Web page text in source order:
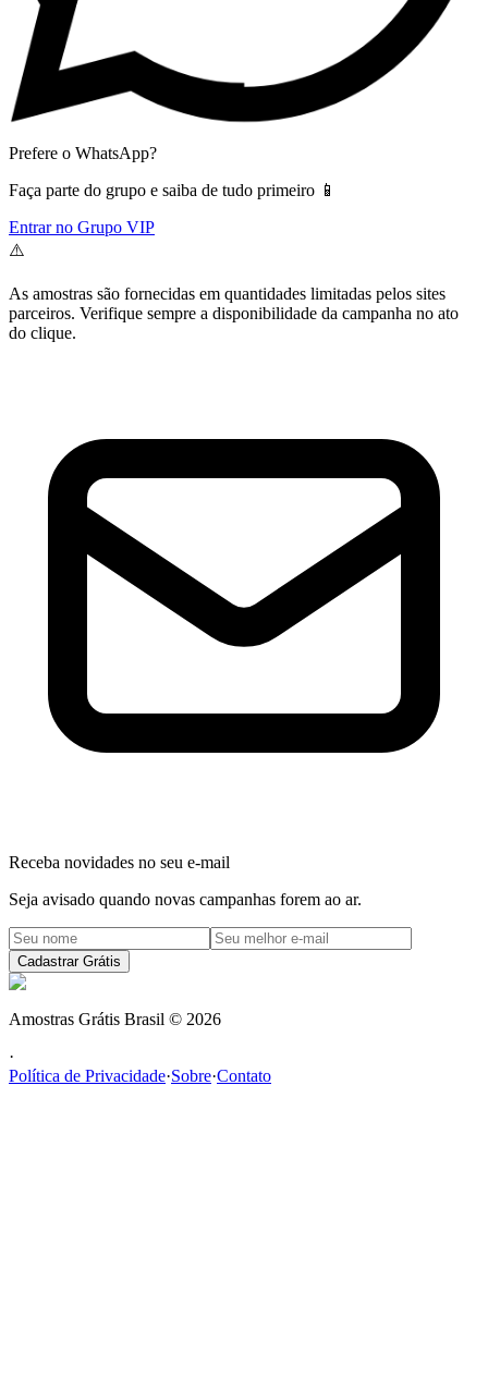
Prefere o WhatsApp?
Faça parte do grupo e saiba de tudo primeiro 📱
Entrar no Grupo VIP
⚠️
As amostras são fornecidas em quantidades limitadas pelos sites
parceiros. Verifique sempre a disponibilidade da campanha no ato
do clique.
Receba novidades no seu e-mail
Seja avisado quando novas campanhas forem ao ar.
Cadastrar Grátis
Amostras Grátis Brasil © 2026
·
Política de Privacidade·Sobre·Contato